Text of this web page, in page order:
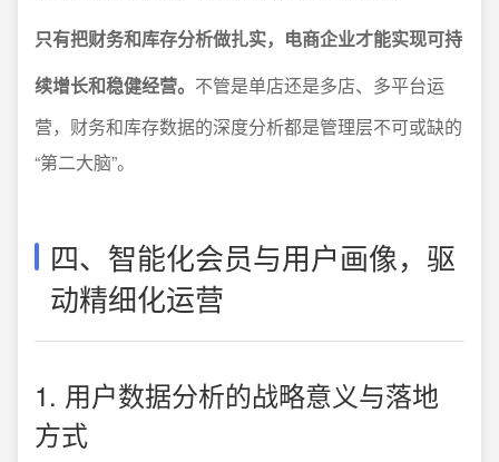
只有把财务和库存分析做扎实，电商企业才能实现可持
续增长和稳健经营。 不管是单店还是多店、多平台运
营，财务和库存数据的深度分析都是管理层不可或缺的
“第二大脑”。
四、智能化会员与用户画像，驱
动精细化运营
1. 用户数据分析的战略意义与落地
方式